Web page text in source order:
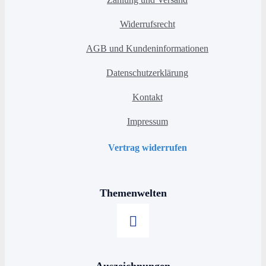
Widerrufsrecht
AGB und Kundeninformationen
Datenschutzerklärung
Kontakt
Impressum
Vertrag widerrufen
Themenwelten